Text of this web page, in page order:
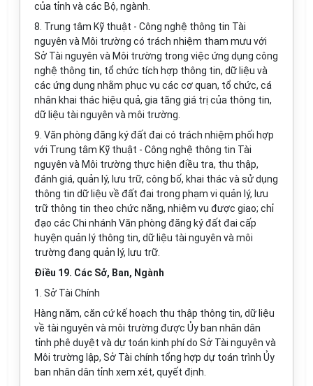
của tỉnh và các Bộ, ngành.
8. Trung tâm Kỹ thuật - Công nghệ thông tin Tài
nguyên và Môi trường có trách nhiệm tham mưu với
Sở Tài nguyên và Môi trường trong việc ứng dụng công
nghệ thông tin, tổ chức tích hợp thông tin, dữ liệu và
các ứng dụng nhằm phục vụ các cơ quan, tổ chức, cá
nhân khai thác hiệu quả, gia tăng giá trị của thông tin,
dữ liệu tài nguyên và môi trường.
9. Văn phòng đăng ký đất đai có trách nhiệm phối hợp
với Trung tâm Kỹ thuật - Công nghệ thông tin Tài
nguyên và Môi trường thực hiện điều tra, thu thập,
đánh giá, quản lý, lưu trữ, công bố, khai thác và sử dụng
thông tin dữ liệu về đất đai trong phạm vi quản lý, lưu
trữ thông tin theo chức năng, nhiệm vụ được giao; chỉ
đạo các Chi nhánh Văn phòng đăng ký đất đai cấp
huyện quản lý thông tin, dữ liệu tài nguyên và môi
trường đang quản lý, lưu trữ.
Điều 19. Các Sở, Ban, Ngành
1. Sở Tài Chính
Hàng năm, căn cứ kế hoạch thu thập thông tin, dữ liệu
về tài nguyên và môi trường được Ủy ban nhân dân
tỉnh phê duyệt và dự toán kinh phí do Sở Tài nguyên và
Môi trường lập, Sở Tài chính tổng hợp dự toán trình Ủy
ban nhân dân tỉnh xem xét, quyết định.